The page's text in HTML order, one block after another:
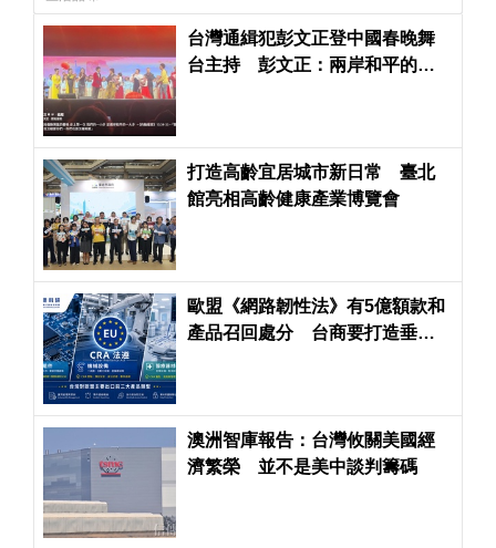
台灣通緝犯彭文正登中國春晚舞
台主持 彭文正：兩岸和平的一
打造高齡宜居城市新日常 臺北
館亮相高齡健康產業博覽會
歐盟《網路韌性法》有5億額款和
產品召回處分 台商要打造垂直
澳洲智庫報告：台灣攸關美國經
濟繁榮 並不是美中談判籌碼